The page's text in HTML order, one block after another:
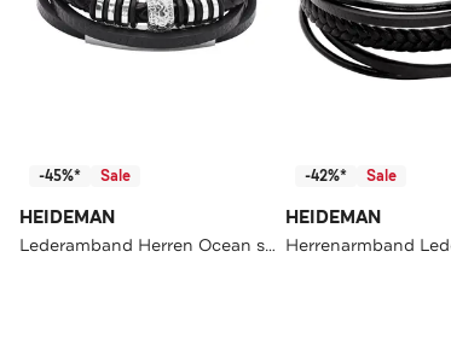
-45%* Sale
HEIDEMAN
Lederamband Herren Ocean silberfarben matt
-42%* Sale
HEIDEMAN